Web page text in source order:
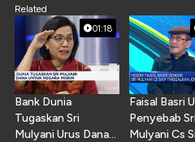
Related
01:18
Bank Dunia
Tugaskan Sri
Mulyani Urus Dana
Faisal Basri
Penyebab Sri
Mulyani Cs